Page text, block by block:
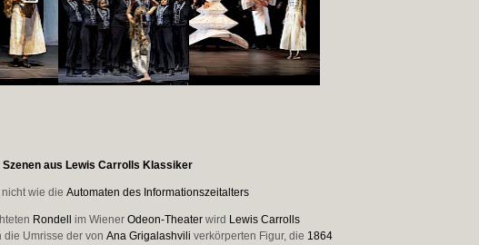
aus Lewis Carrolls Klassiker
wie die Automaten des Informationszeitalters
Rondell im Wiener Odeon-Theaterwird Lewis Carrolls
die Umrisse der von Ana Grigalashvili verkörperten Figur, die 1864